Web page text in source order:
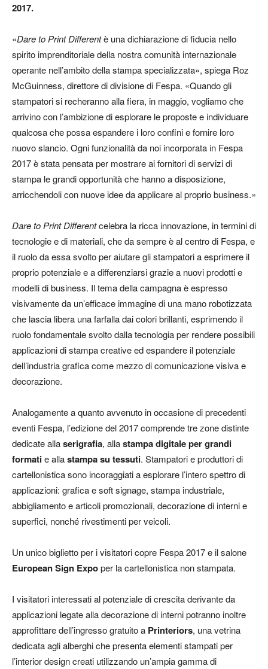
2017.
«Dare to Print Differentè una dichiarazione di fiducia nello
spirito imprenditoriale della nostra comunità internazionale
operante nell’ambito della stampa specializzata», spiega Roz
McGuinness, direttore di divisione di Fespa. «Quando gli
stampatori si recheranno alla fiera, in maggio, vogliamo che
arrivino con l’ambizione di esplorare le proposte e individuare
qualcosa che possa espandere i loro confini e fornire loro
nuovo slancio. Ogni funzionalità da noi incorporata in Fespa
2017 è stata pensata per mostrare ai fornitori di servizi di
stampa le grandi opportunità che hanno a disposizione,
arricchendoli con nuove idee da applicare al proprio business.»
Dare to Print Differentcelebra la ricca innovazione, in termini di
tecnologie e di materiali, che da sempre è al centro di Fespa, e
il ruolo da essa svolto per aiutare gli stampatori a esprimere il
proprio potenziale e a differenziarsi grazie a nuovi prodotti e
modelli di business. Il tema della campagna è espresso
visivamente da un’efficace immagine di una mano robotizzata
che lascia libera una farfalla dai colori brillanti, esprimendo il
ruolo fondamentale svolto dalla tecnologia per rendere possibili
applicazioni di stampa creative ed espandere il potenziale
dell’industria grafica come mezzo di comunicazione visiva e
decorazione.
Analogamente a quanto avvenuto in occasione di precedenti
eventi Fespa, l’edizione del 2017 comprende tre zone distinte
dedicate allaserigrafia, allastampa digitaleper grandi
formatie allastampa su tessuti. Stampatori e produttori di
cartellonistica sono incoraggiati a esplorare l’intero spettro di
applicazioni: grafica e soft signage, stampa industriale,
abbigliamento e articoli promozionali, decorazione di interni e
superfici, nonché rivestimenti per veicoli.
Un unico biglietto per i visitatori copre Fespa 2017 e il salone
European Sign Expoper la cartellonistica non stampata.
I visitatori interessati al potenziale di crescita derivante da
applicazioni legate alla decorazione di interni potranno inoltre
approfittare dell’ingresso gratuito a Printeriors, una vetrina
dedicata agli alberghi che presenta elementi stampati per
l’interior design creati utilizzando un’ampia gamma di